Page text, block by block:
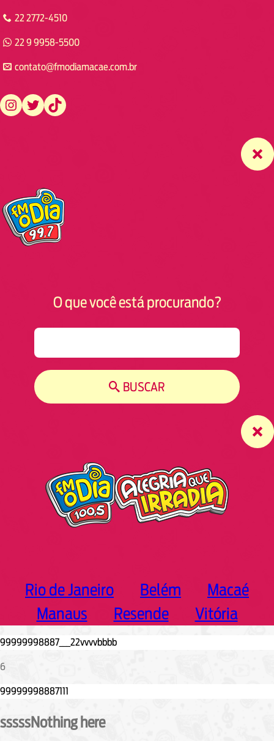
22 2772-4510
22 9 9958-5500
contato@fmodiamacae.com.br
https://www.instagram.com/fmodia.macae/ https://twitter.com/fmodia.macae/ https://www.tiktok.com/@fmodia.macae
O que você está procurando?
BUSCAR
Rio de Janeiro Belém
Macaé
Manaus
Resende Vitória
6
sssssNothing here